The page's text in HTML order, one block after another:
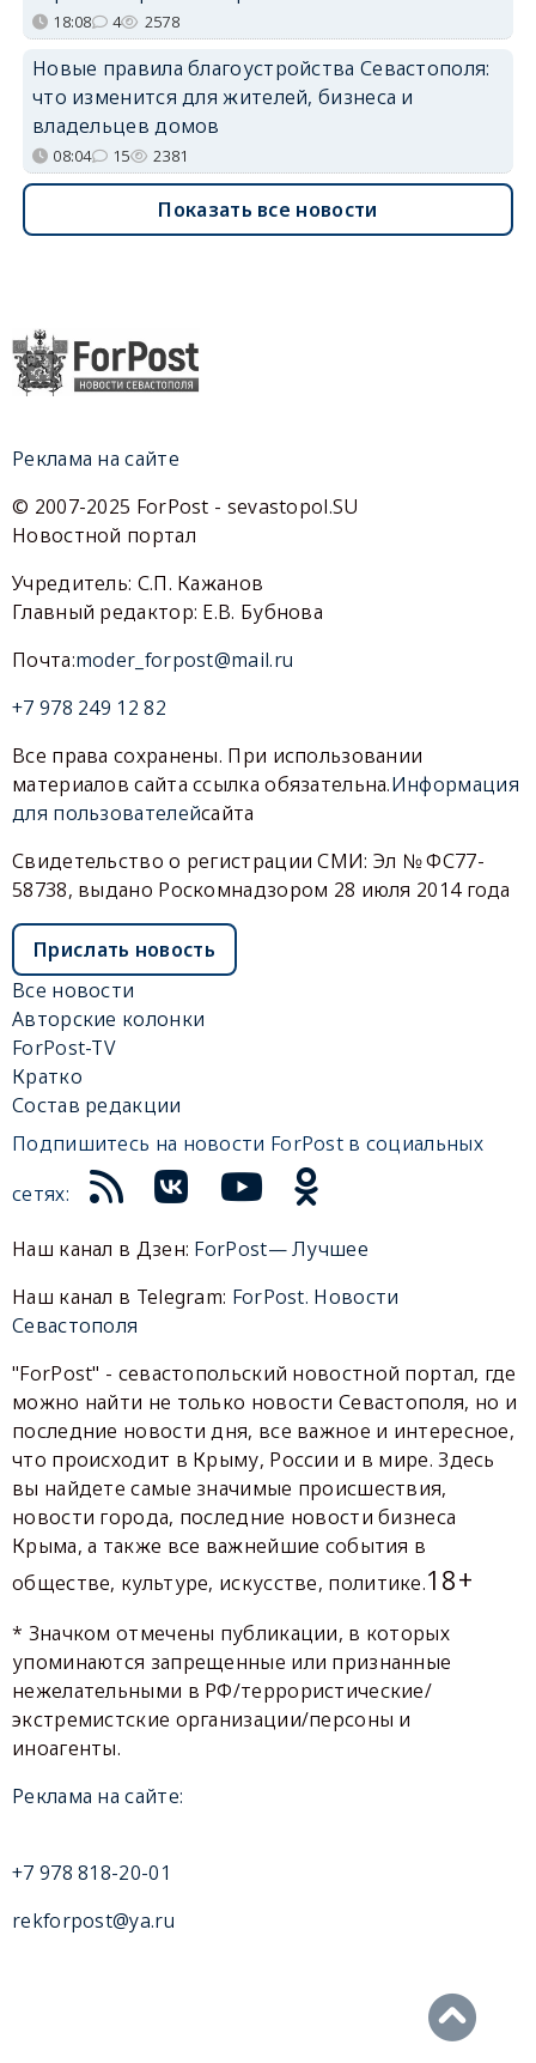
18:08 4 2578
Новые правила благоустройства Севастополя:
что изменится для жителей, бизнеса и
владельцев домов
08:04 15 2381
Показать все новости
Реклама на сайте
© 2007-2025 ForPost - sevastopol.SU
Новостной портал
Учредитель: С.П. Кажанов
Главный редактор: Е.В. Бубнова
Почта:moder_forpost@mail.ru
+7 978 249 12 82
Все права сохранены. При использовании
материалов сайта ссылка обязательна.Информация
для пользователейсайта
Свидетельство о регистрации СМИ: Эл № ФС77-
58738, выдано Роскомнадзором 28 июля 2014 года
Прислать новость
Все новости
Авторские колонки
ForPost-TV
Кратко
Состав редакции
Подпишитесь на новости ForPost в социальных
сетях:
Наш канал в Дзен: ForPost— Лучшее
Наш канал в Telegram: ForPost. Новости
Севастополя
"ForPost" - севастопольский новостной портал, где
можно найти не только новости Севастополя, но и
последние новости дня, все важное и интересное,
что происходит в Крыму, России и в мире. Здесь
вы найдете самые значимые происшествия,
новости города, последние новости бизнеса
Крыма, а также все важнейшие события в
обществе, культуре, искусстве, политике.18+
* Значком отмечены публикации, в которых
упоминаются запрещенные или признанные
нежелательными в РФ/террористические/
экстремистские организации/персоны и
иноагенты.
Реклама на сайте:
+7 978 818-20-01
rekforpost@ya.ru